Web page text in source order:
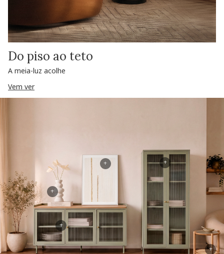
Do piso ao teto
A meia-luz acolhe
Vem ver
+
+
+
+
+